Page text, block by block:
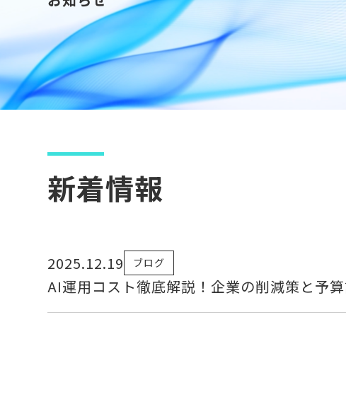
新着情報
2025.12.19 ブログ
AI運用コスト徹底解説！企業の削減策と予